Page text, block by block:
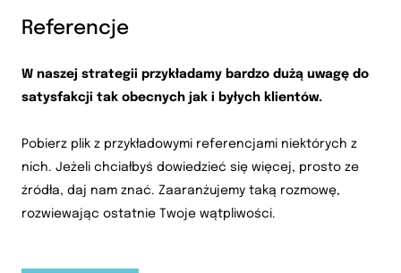
Referencje
W naszej strategii przykładamy bardzo dużą uwagę do
satysfakcji tak obecnych jak i byłych klientów.
Pobierz plik z przykładowymi referencjami niektórych z
nich. Jeżeli chciałbyś dowiedzieć się więcej, prosto ze
źródła, daj nam znać. Zaaranżujemy taką rozmowę,
rozwiewając ostatnie Twoje wątpliwości.